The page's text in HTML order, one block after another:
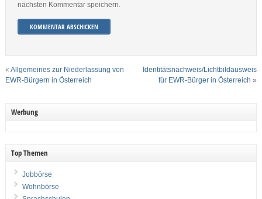
nächsten Kommentar speichern.
« Allgemeines zur Niederlassung von
EWR-Bürgern in Österreich
Identitätsnachweis/Lichtbildausweis
für EWR-Bürger in Österreich »
Werbung
Top Themen
Jobbörse
Wohnbörse